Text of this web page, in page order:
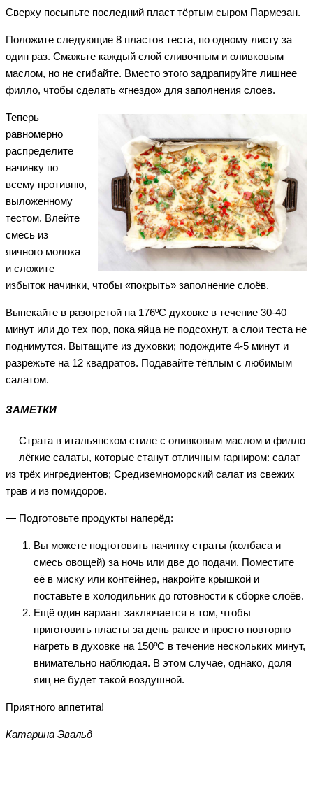
Сверху посыпьте последний пласт тёртым сыром Пармезан.
Положите следующие 8 пластов теста, по одному листу за
один раз. Смажьте каждый слой сливочным и оливковым
маслом, но не сгибайте. Вместо этого задрапируйте лишнее
филло, чтобы сделать «гнездо» для заполнения слоев.
Теперь
равномерно
распределите
начинку по
всему противню,
выложенному
тестом. Влейте
смесь из
яичного молока
и сложите
избыток начинки, чтобы «покрыть» заполнение слоёв.
Выпекайте в разогретой на 176ºC духовке в течение 30-40
минут или до тех пор, пока яйца не подсохнут, а слои теста не
поднимутся. Вытащите из духовки; подождите 4-5 минут и
разрежьте на 12 квадратов. Подавайте тёплым с любимым
салатом.
ЗАМЕТКИ
— Страта в итальянском стиле с оливковым маслом и филло
— лёгкие салаты, которые станут отличным гарниром: салат
из трёх ингредиентов; Средиземноморский салат из свежих
трав и из помидоров.
— Подготовьте продукты наперёд:
Вы можете подготовить начинку страты (колбаса и
смесь овощей) за ночь или две до подачи. Поместите
её в миску или контейнер, накройте крышкой и
поставьте в холодильник до готовности к сборке слоёв.
Ещё один вариант заключается в том, чтобы
приготовить пласты за день ранее и просто повторно
нагреть в духовке на 150ºC в течение нескольких минут,
внимательно наблюдая. В этом случае, однако, доля
яиц не будет такой воздушной.
Приятного аппетита!
Катарина Эвальд